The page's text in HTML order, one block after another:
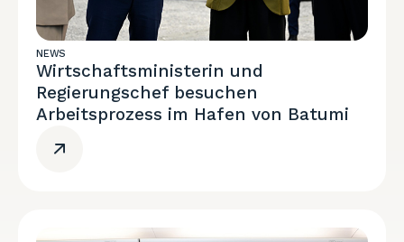
NEWS
Wirtschaftsministerin und
Regierungschef besuchen
Arbeitsprozess im Hafen von Batumi